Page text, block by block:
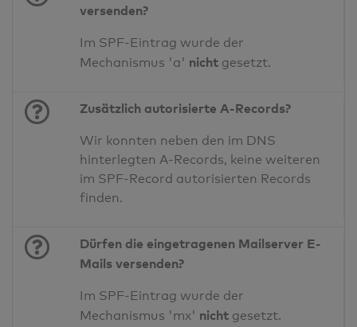
versenden?
Im SPF-Eintrag wurde der
Mechanismus 'a' nicht gesetzt.
Zusätzlich autorisierte A-Records?
Wir konnten neben den im DNS
hinterlegten A-Records, keine weiteren
im SPF-Record autorisierten Records
finden.
Dürfen die eingetragenen Mailserver E-
Mails versenden?
Im SPF-Eintrag wurde der
Mechanismus 'mx' nicht gesetzt.